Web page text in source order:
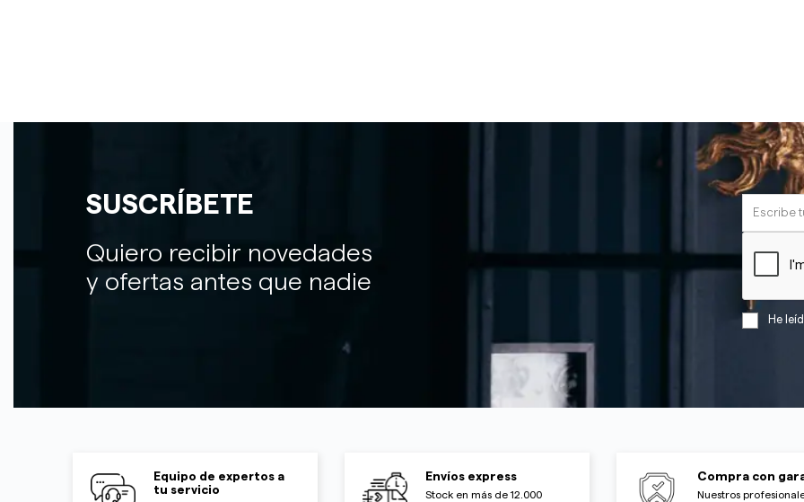
SUSCRÍBETE
Quiero recibir novedades
y ofertas antes que nadie
He
Equipo de expertos a
tu servicio
Envíos express
Stock en más de 12.000
Compra con
Nuestros